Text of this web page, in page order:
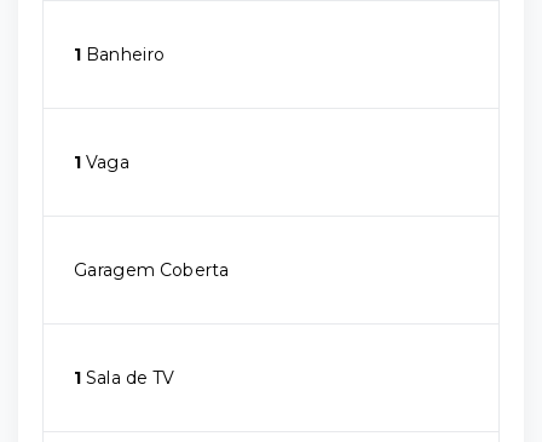
1 Banheiro
1 Vaga
Garagem Coberta
1 Sala de TV